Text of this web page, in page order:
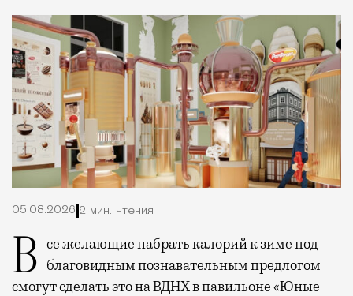
05.08.2026 2 мин. чтения
Все желающие набрать калорий к зиме под благовидным познавательным предлогом
смогут сделать это на ВДНХ в павильоне «Юные